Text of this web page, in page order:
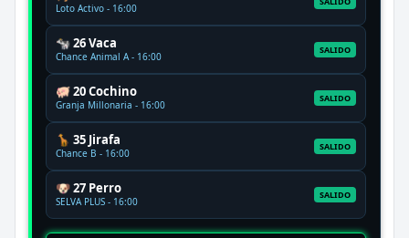
Loto Activo - 16:00
🐄 26 Vaca
Chance Animal A - 16:00
SALIDO
🐖 20 Cochino
Granja Millonaria - 16:00
SALIDO
🦒 35 Jirafa
Chance B - 16:00
SALIDO
🐶 27 Perro
SELVA PLUS - 16:00
SALIDO